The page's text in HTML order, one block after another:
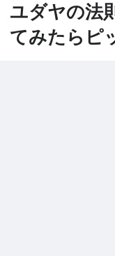
ユダヤの法
てみたらピ